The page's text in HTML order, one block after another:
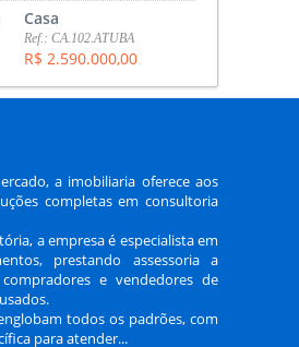
Casa
Ref.: CA.102.ATUBA
R$ 2.590.000,00
a imobiliaria oferece aos
completas em consultoria
a empresa é especialista em
prestando assessoria a
e vendedores de
todos os padrões, com
para atender...